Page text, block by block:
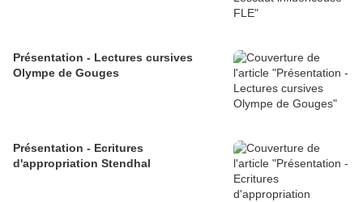
Présentation - Lectures cursives
Olympe de Gouges
Présentation - Ecritures
d'appropriation Stendhal